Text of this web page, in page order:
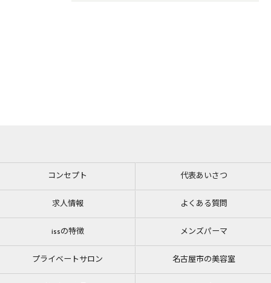
コンセプト 代表あいさつ
求人情報 よくある質問
issの特徴 メンズパーマ
プライベートサロン 名古屋市の美容室